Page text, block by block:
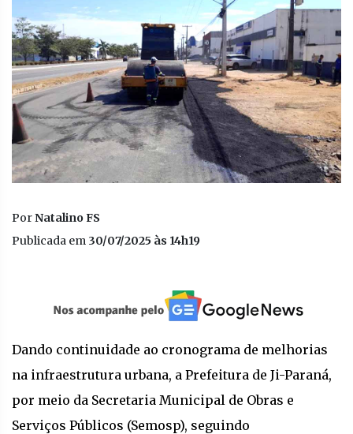
PorNatalino FS
Publicada em 30/07/2025 às 14h19
Dando continuidade ao cronograma de melhorias
na infraestrutura urbana, a Prefeitura de Ji-Paraná,
por meio da Secretaria Municipal de Obras e
Serviços Públicos (Semosp), seguindo